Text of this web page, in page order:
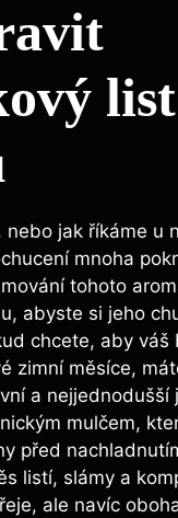
jak říkáme ⁣u
mnoha
tohoto
abyste si ​jeho
⁣chcete, aby váš
zimní⁣ měsíce,
a nejjednodušší
mulčem,
před
listí, slámy a
ale ‌navíc